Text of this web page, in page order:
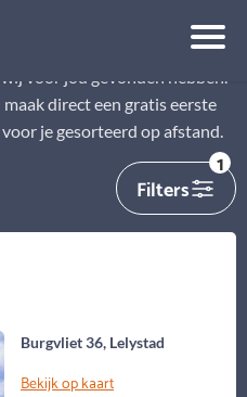
voor jou gevonden hebben.
direct een gratis eerste
je gesorteerd op afstand.
Filters
1
Burgvliet 36, Lelystad
Bekijk op kaart